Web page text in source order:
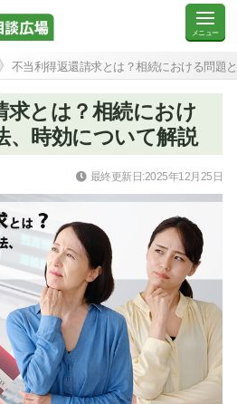
不当利得返還請求とは？相続における問題
求とは？相続におけ
、時効について解説
最終更新日:2025年12月25日